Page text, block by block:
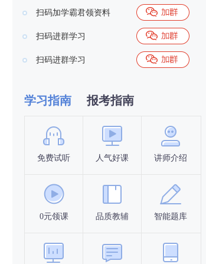
扫码加学霸君领资料
扫码进群学习
扫码进群学习
学习指南 报考指南
免费试听 人气好课 讲师介绍
0元领课 品质教辅 智能题库